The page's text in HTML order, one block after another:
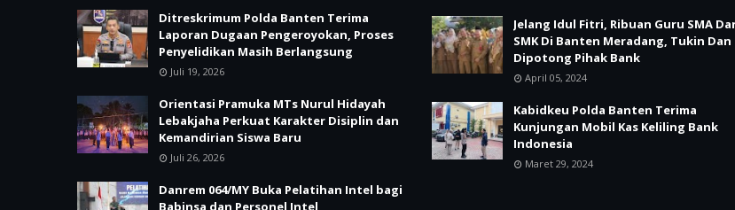
Ditreskrimum Polda Banten Terima
Laporan Dugaan Pengeroyokan, Proses
Penyelidikan Masih Berlangsung
Juli 19, 2026
Orientasi Pramuka MTs Nurul Hidayah
Lebakjaha Perkuat Karakter Disiplin dan
Kemandirian Siswa Baru
Juli 26, 2026
Danrem 064/MY Buka Pelatihan Intel bagi
Babinsa dan Personel Intel
Jelang Idul Fitri, Ribuan Guru SMA
SMK Di Banten Meradang, Tukin Dan
Dipotong Pihak Bank
April 05, 2024
Kabidkeu Polda Banten Terima
Kunjungan Mobil Kas Keliling Bank
Indonesia
Maret 29, 2024